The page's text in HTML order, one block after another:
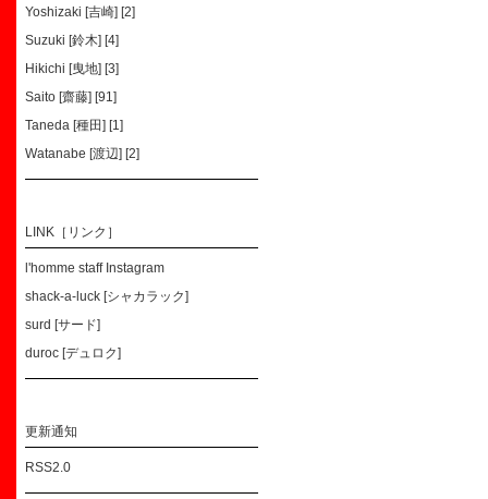
Yoshizaki [吉崎] [2]
Suzuki [鈴木] [4]
Hikichi [曳地] [3]
Saito [齋藤] [91]
Taneda [種田] [1]
Watanabe [渡辺] [2]
LINK［リンク］
l'homme staff Instagram
shack-a-luck [シャカラック]
surd [サード]
duroc [デュロク]
更新通知
RSS2.0